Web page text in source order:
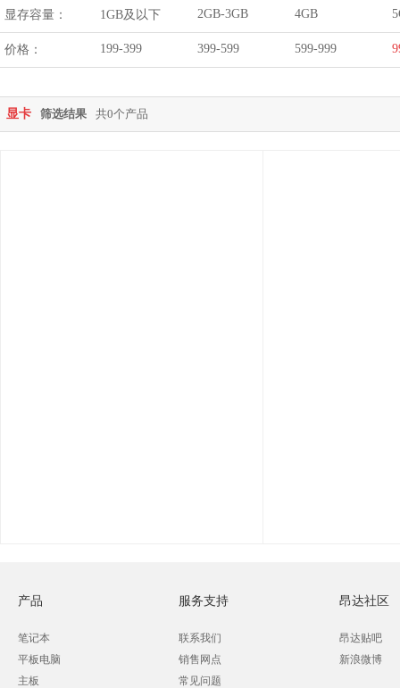
显存容量： 1GB及以下 2GB-3GB 4GB
价格： 199-399 399-599 599-999
显卡 筛选结果 共0个产品
产品
笔记本
平板电脑
主板
服务支持
联系我们
销售网点
常见问题
昂达社区
昂达贴吧
新浪微博